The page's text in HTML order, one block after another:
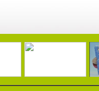
02:17 01:49